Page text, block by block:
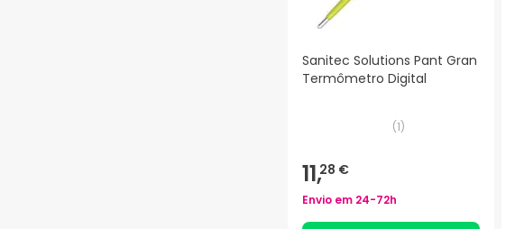
Sanitec Solutions Pant Gran
Termômetro Digital
(1)
11,28 €
Envio em 24-72h